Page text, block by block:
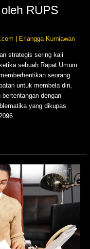
RUPS
| Erlangga Kurniawan
strategis sering kali
sebuah Rapat Umum
seorang
untuk membela diri,
dengan
yang dikupas